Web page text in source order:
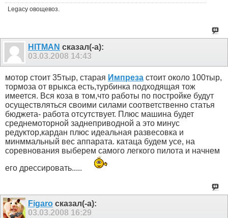
Legacy овощевоз.
HITMAN сказал(-а):
03.03.2008 14:43
мотор стоит 35тыр, старая Импреза стоит около 100тыр,
тормоза от врыкса есть,турбинка подходящая тож
имеется. Вся коза в том,что работы по постройке будут
осуществляться своими силами соответственно статья
бюджета- работа отсутствует. Плюс машина будет
среднемоторной заднеприводной а это минус
редуктор,кардан плюс идеальная развесовка и
минммальный вес аппарата. катаца будем усе, на
соревнования выберем самого легкого пилота и начнем
его дрессировать.....
Figaro сказал(-а):
03.03.2008 16:29